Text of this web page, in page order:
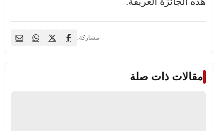
مشاركة:
مقالات ذات صلة